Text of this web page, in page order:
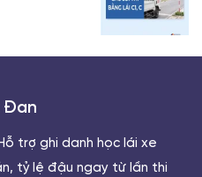
Đan
trợ ghi danh học lái xe
tỷ lệ đậu ngay từ lần thi